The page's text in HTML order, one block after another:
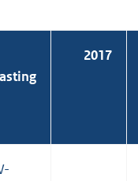
2017